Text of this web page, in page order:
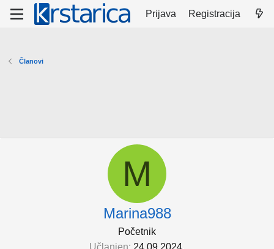
Prijava Registracija
Članovi
M
Marina988
Početnik
Učlanjen 24.09.2024.